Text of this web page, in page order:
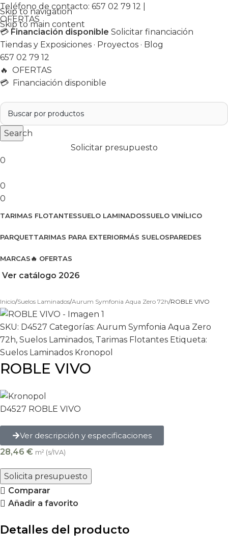
Skip to navigation
Skip to main content
Teléfono de contacto: 657 02 79 12
OFERTAS
💳 Financiación disponible Solicitar financiación
Tiendas y Exposiciones · Proyectos · Blog
657 02 79 12
🔥 OFERTAS
💳 Financiación disponible
Search
Solicitar presupuesto
0
0
0
TARIMAS FLOTANTESSUELO LAMINADOSSUELO VINÍLICO
PARQUETTARIMAS PARA EXTERIORMÁS SUELOSPAREDES
MARCAS🔥 OFERTAS
Ver catálogo 2026
Inicio Suelos Laminados Aurum Symfonia Aqua Zero 72h ROBLE VIVO
SKU: D4527 Categorías: Aurum Symfonia Aqua Zero
72h, Suelos Laminados, Tarimas Flotantes Etiqueta:
Suelos Laminados Kronopol
ROBLE VIVO
D4527 ROBLE VIVO
Ver descripción y especificaciones
28,46 € m² (s/IVA)
Solicita presupuesto
Comparar
Añadir a favorito
Detalles del producto